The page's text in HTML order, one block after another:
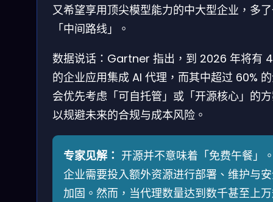
又希望享用顶尖模型能力的中大型企业，多
「中间路线」。
数据说话：Gartner 指出，到 2026 年将有
的企业应用集成 AI 代理，而其中超过 60%
会优先考虑「可自托管」或「开源核心」的
以规避未来的合规与成本风险。
专家见解： 开源并不意味着「免费午餐」
企业需要投入额外资源进行部署、维护与
加固。然而，当代理数量达到数千甚至上